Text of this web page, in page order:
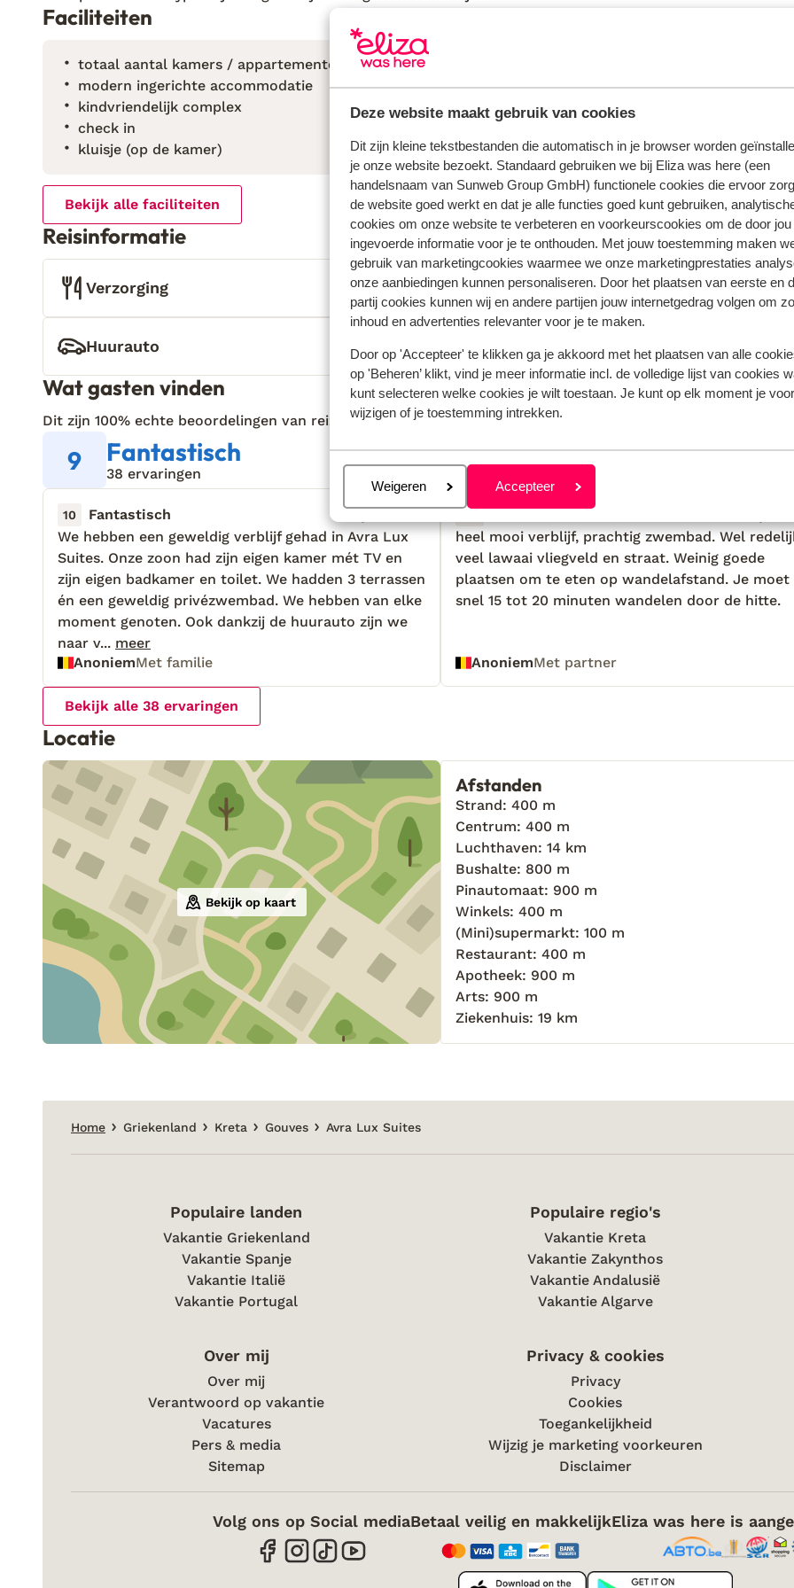
Deze website maakt gebruik van cookies
Dit zijn kleine tekstbestanden die automatisch in je browser worden
je onze website bezoekt. Standaard gebruiken we bij Eliza was here (een
handelsnaam van Sunweb Group GmbH) functionele cookies die ervoor
de website goed werkt en dat je alle functies goed kunt gebruiken,
cookies om onze website te verbeteren en voorkeurscookies om de door jou
ingevoerde informatie voor je te onthouden. Met jouw toestemming maken
gebruik van marketingcookies waarmee we onze marketingprestaties
onze aanbiedingen kunnen personaliseren. Door het plaatsen van eerste en
partij cookies kunnen wij en andere partijen jouw internetgedrag volgen om
inhoud en advertenties relevanter voor je te maken.
Door op 'Accepteer' te klikken ga je akkoord met het plaatsen van alle
op 'Beheren’ klikt, vind je meer informatie incl. de volledige lijst van cookies
kunt selecteren welke cookies je wilt toestaan. Je kunt op elk moment je
wijzigen of je toestemming intrekken.
Beheren
Weigeren Accepteer
Faciliteiten
totaal aantal kamers / appartementen: 3
modern ingerichte accommodatie
kindvriendelijk complex
check in
kluisje (op de kamer)
wi-fi in openbare ruimte (gratis), op de kamer
(gratis)
Bekijk alle faciliteiten
Reisinformatie
Verzorging
Huurauto
Wat gasten vinden
Dit zijn 100% echte beoordelingen van reizigers die jou voorgingen. Meer over beoordelingen
9 Fantastisch
38 ervaringen
10 Fantastisch
13 jun. 2026
We hebben een geweldig verblijf gehad in Avra Lux
Suites. Onze zoon had zijn eigen kamer mét TV en
zijn eigen badkamer en toilet. We hadden 3 terrassen
én een geweldig privézwembad. We hebben van elke
moment genoten. Ook dankzij de huurauto zijn we
naar verschillende stadjes gereden. Ik raad dit
verblijf zeker aan!
We hebben een geweldig verblijf gehad in Avra Lux
Suites. Onze zoon had zijn eigen kamer mét TV en
zijn eigen badkamer en toilet. We hadden 3 terrassen
én een geweldig privézwembad. We hebben van elke
moment genoten. Ook dankzij de huurauto zijn we
naar v... meer
AnoniemMet familie
Fantastisch
heel mooi verblijf, prachtig zwembad. Wel
veel lawaai vliegveld en straat. Weinig goede
plaatsen om te eten op wandelafstand. Je moet
snel 15 tot 20 minuten wandelen door de hitte.
heel mooi verblijf, prachtig zwembad. Wel
veel lawaai vliegveld en straat. Weinig goede
plaatsen om te eten op wandelafstand. Je moet
snel 15 tot 20 minuten wandelen door de hitte.
AnoniemMet partner
Bekijk alle 38 ervaringen
Locatie
Bekijk op kaart
Afstanden
Strand: 400 m
Centrum: 400 m
Luchthaven: 14 km
Bushalte: 800 m
Pinautomaat: 900 m
Winkels: 400 m
(Mini)supermarkt: 100 m
Restaurant: 400 m
Apotheek: 900 m
Arts: 900 m
Ziekenhuis: 19 km
Home Griekenland Kreta Gouves Avra Lux Suites
Populaire landen
Vakantie Griekenland
Vakantie Spanje
Vakantie Italië
Vakantie Portugal
Populaire regio's
Vakantie Kreta
Vakantie Zakynthos
Vakantie Andalusië
Vakantie Algarve
Over mij
Over mij
Verantwoord op vakantie
Vacatures
Pers & media
Sitemap
Privacy & cookies
Privacy
Cookies
Toegankelijkheid
Wijzig je marketing voorkeuren
Disclaimer
Volg ons op Social mediaBetaal veilig en makkelijkEliza was here is